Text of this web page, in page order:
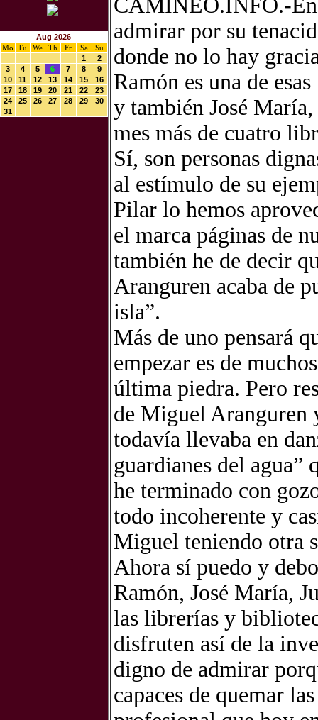
Aug 2026
Mo
Tu We Th Fr Sa
Su
1
2
3
4 5 6 7 8
9
10
11 12 13 14 15
16
17
18 19 20 21 22
23
24
25 26 27 28 29
30
31
CAMINEO.INFO.-En
admirar por su
donde no lo hay
Ramón es una de
y también José
mes más de cuatro
Sí, son personas
al estímulo de su
Pilar lo hemos
el marca páginas de
también he de decir
Aranguren acaba de
isla”.
Más de uno pensará
empezar es de
última piedra. Pero
de Miguel Aranguren
todavía llevaba en
guardianes del agua”
he terminado con
todo incoherente y
Miguel teniendo otra
Ahora sí puedo y
Ramón, José María,
las librerías y
disfruten así de la
digno de admirar
capaces de quemar